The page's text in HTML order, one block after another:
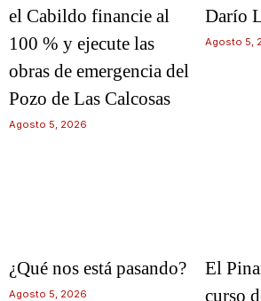
el Cabildo financie al
100 % y ejecute las
obras de emergencia del
Pozo de Las Calcosas
Agosto 5, 2026
Darío
Agosto 5,
¿Qué nos está pasando?
Agosto 5, 2026
El
curso